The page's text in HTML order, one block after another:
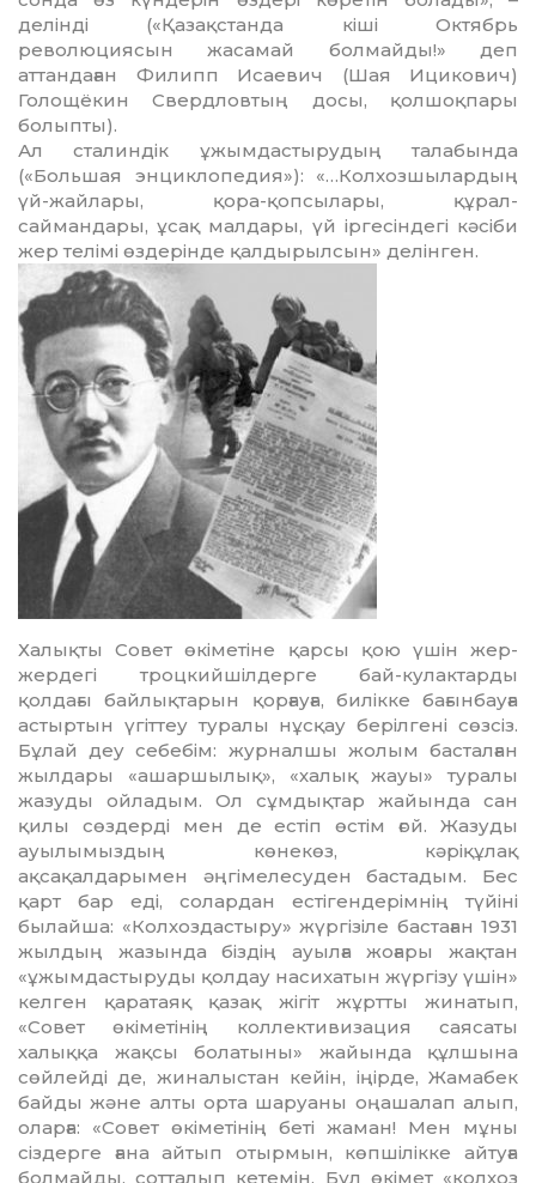
делінді («Қазақстанда кіші Октябрь
революциясын жасамай болмайды!» деп
аттандаған Филипп Исаевич (Шая Ицикович)
Голощёкин Свердловтың досы, қолшоқпары
болыпты).
Ал сталиндік ұжымдастырудың талабында
(«Большая энциклопедия»): «…Колхозшылардың
үй-жайлары, қора-қопсылары, құрал-
саймандары, ұсақ малдары, үй іргесіндегі кәсіби
жер телімі өздерінде қалдырылсын» делінген.
Халықты Совет өкіметіне қарсы қою үшін жер-
жердегі троцкийшілдерге бай-кулактарды
қолдағы байлықтарын қорғауға, билікке бағынбауға
астыртын үгіттеу туралы нұсқау берілгені сөзсіз.
Бұлай деу себебім: журналшы жолым басталған
жылдары «ашаршылық», «халық жауы» туралы
жазуды ойладым. Ол сұмдықтар жайында сан
қилы сөздерді мен де естіп өс­тім ғой. Жазуды
ауылымыздың көнекөз, кәріқұлақ
ақсақалдарымен әңгі­ме­лесуден бастадым. Бес
қарт бар еді, солардан естігендерімнің түйіні
былайша: «Колхоздастыру» жүргізіле бастаған 1931
жылдың жазында біздің ауылға жоғары жақтан
«ұжымдастыруды қолдау насихатын жүргізу үшін»
келген қаратаяқ қазақ жігіт жұртты жинатып,
«Совет өкіметінің коллективизация саясаты
халыққа жақсы болатыны» жайында құлшына
сөйлейді де, жиналыстан кейін, іңірде, Жамабек
байды және алты орта шаруаны оңашалап алып,
оларға: «Совет өкіметінің беті жаман! Мен мұны
сіздерге ғана айтып отырмын, көпшілікке айтуға
болмайды, сотталып кетемін. Бұл өкімет «колхоз